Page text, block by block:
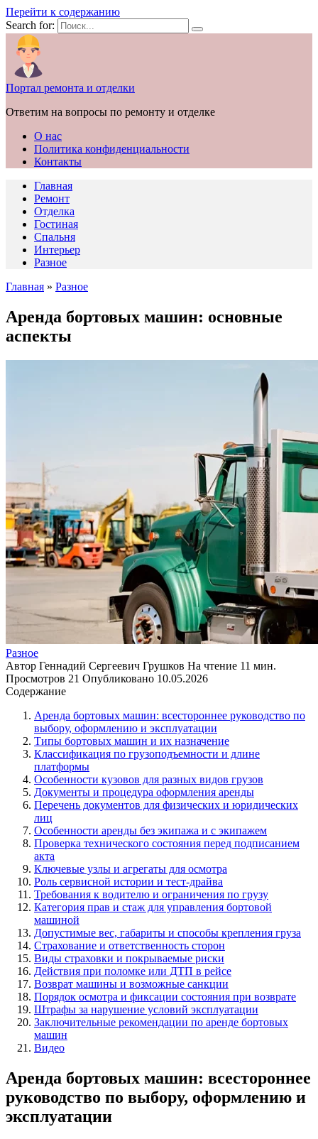
Перейти к содержанию
Search for:
Портал ремонта и отделки
Ответим на вопросы по ремонту и отделке
О нас
Политика конфиденциальности
Контакты
Главная
Ремонт
Отделка
Гостиная
Спальня
Интерьер
Разное
Главная » Разное
Аренда бортовых машин: основные
аспекты
Разное
Автор Геннадий Сергеевич Грушков На чтение 11 мин.
Просмотров 21 Опубликовано 10.05.2026
Содержание
Аренда бортовых машин: всестороннее руководство по
выбору, оформлению и эксплуатации
Типы бортовых машин и их назначение
Классификация по грузоподъемности и длине
платформы
Особенности кузовов для разных видов грузов
Документы и процедура оформления аренды
Перечень документов для физических и юридических
лиц
Особенности аренды без экипажа и с экипажем
Проверка технического состояния перед подписанием
акта
Ключевые узлы и агрегаты для осмотра
Роль сервисной истории и тест-драйва
Требования к водителю и ограничения по грузу
Категория прав и стаж для управления бортовой
машиной
Допустимые вес, габариты и способы крепления груза
Страхование и ответственность сторон
Виды страховки и покрываемые риски
Действия при поломке или ДТП в рейсе
Возврат машины и возможные санкции
Порядок осмотра и фиксации состояния при возврате
Штрафы за нарушение условий эксплуатации
Заключительные рекомендации по аренде бортовых
машин
Видео
Аренда бортовых машин: всестороннее
руководство по выбору, оформлению и
эксплуатации